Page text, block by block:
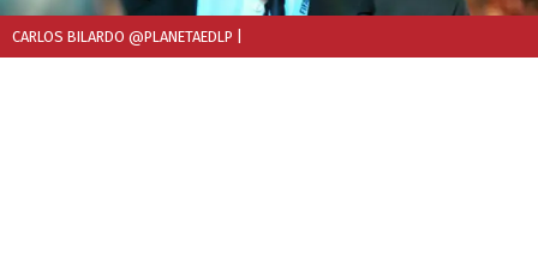
CARLOS BILARDO @PLANETAEDLP